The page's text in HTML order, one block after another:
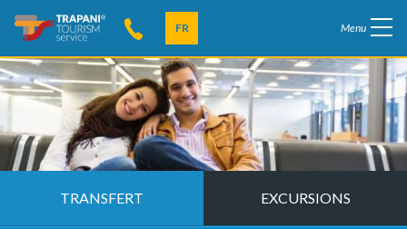
FR Menu
TRANSFERT EXCURSIONS